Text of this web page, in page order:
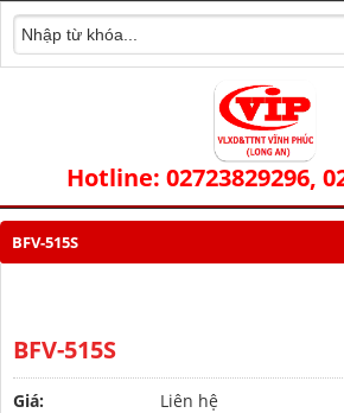
Hotline: 02723829296,
BFV-515S
BFV-515S
Giá: Liên hệ